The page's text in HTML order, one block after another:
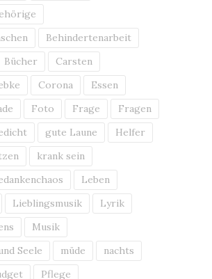
Behindertenarbeit
Bücher
Carsten
Corona
Essen
Foto Frage
Fragen
gute Laune
Helfer
krank sein
Leben
Lieblingsmusik
Lyrik
Musik
Seele
müde
nachts
Pflege